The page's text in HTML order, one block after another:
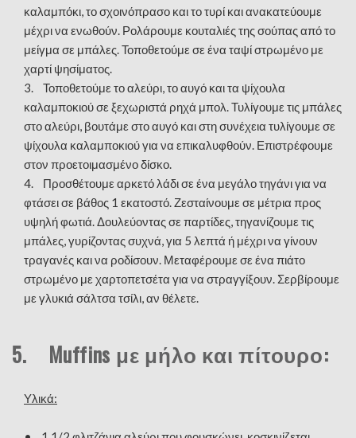
καλαμπόκι, το σχοινόπρασο και το τυρί και ανακατεύουμε
μέχρι να ενωθούν. Ρολάρουμε κουταλιές της σούπας από το
μείγμα σε μπάλες. Τοποθετούμε σε ένα ταψί στρωμένο με
χαρτί ψησίματος.
3. Τοποθετούμε το αλεύρι, το αυγό και τα ψίχουλα
καλαμποκιού σε ξεχωριστά ρηχά μπολ. Τυλίγουμε τις μπάλες
στο αλεύρι, βουτάμε στο αυγό και στη συνέχεια τυλίγουμε σε
ψίχουλα καλαμποκιού για να επικαλυφθούν. Επιστρέφουμε
στον προετοιμασμένο δίσκο.
4. Προσθέτουμε αρκετό λάδι σε ένα μεγάλο τηγάνι για να
φτάσει σε βάθος 1 εκατοστό. Ζεσταίνουμε σε μέτρια προς
υψηλή φωτιά. Δουλεύοντας σε παρτίδες, τηγανίζουμε τις
μπάλες, γυρίζοντας συχνά, για 5 λεπτά ή μέχρι να γίνουν
τραγανές και να ροδίσουν. Μεταφέρουμε σε ένα πιάτο
στρωμένο με χαρτοπετσέτα για να στραγγίξουν. Σερβίρουμε
με γλυκιά σάλτσα τσίλι, αν θέλετε.
5. Muffins με μήλο και πίτουρο:
Υλικά: